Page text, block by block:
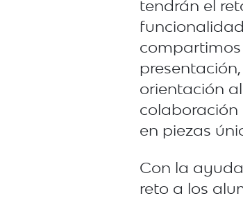
tendrán el
compartimos
orientación
colaboración
en piezas
Con la
reto a los